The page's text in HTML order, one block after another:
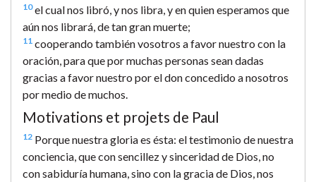
10el cual nos libró, y nos libra, y en quien esperamos que
aún nos librará, de tan gran muerte;
11 cooperando también vosotros a favor nuestro con la
oración, para que por muchas personas sean dadas
gracias a favor nuestro por el don concedido a nosotros
por medio de muchos.
Motivations et projets de Paul
12 Porque nuestra gloria es ésta: el testimonio de nuestra
conciencia, que con sencillez y sinceridad de Dios, no
con sabiduría humana, sino con la gracia de Dios, nos